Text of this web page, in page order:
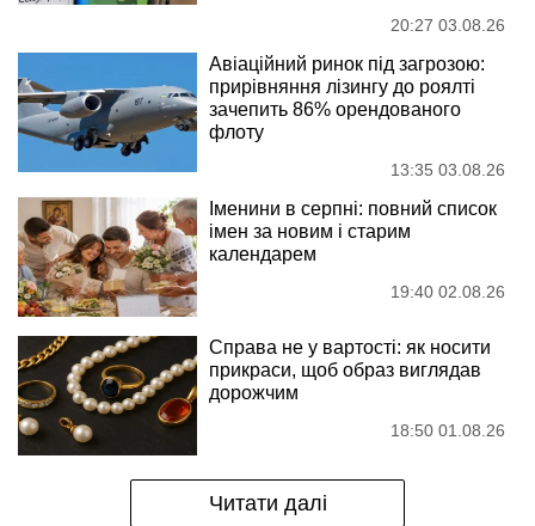
20:27 03.08.26
Авіаційний ринок під загрозою:
прирівняння лізингу до роялті
зачепить 86% орендованого
флоту
13:35 03.08.26
Іменини в серпні: повний список
імен за новим і старим
календарем
19:40 02.08.26
Справа не у вартості: як носити
прикраси, щоб образ виглядав
дорожчим
18:50 01.08.26
Читати далі